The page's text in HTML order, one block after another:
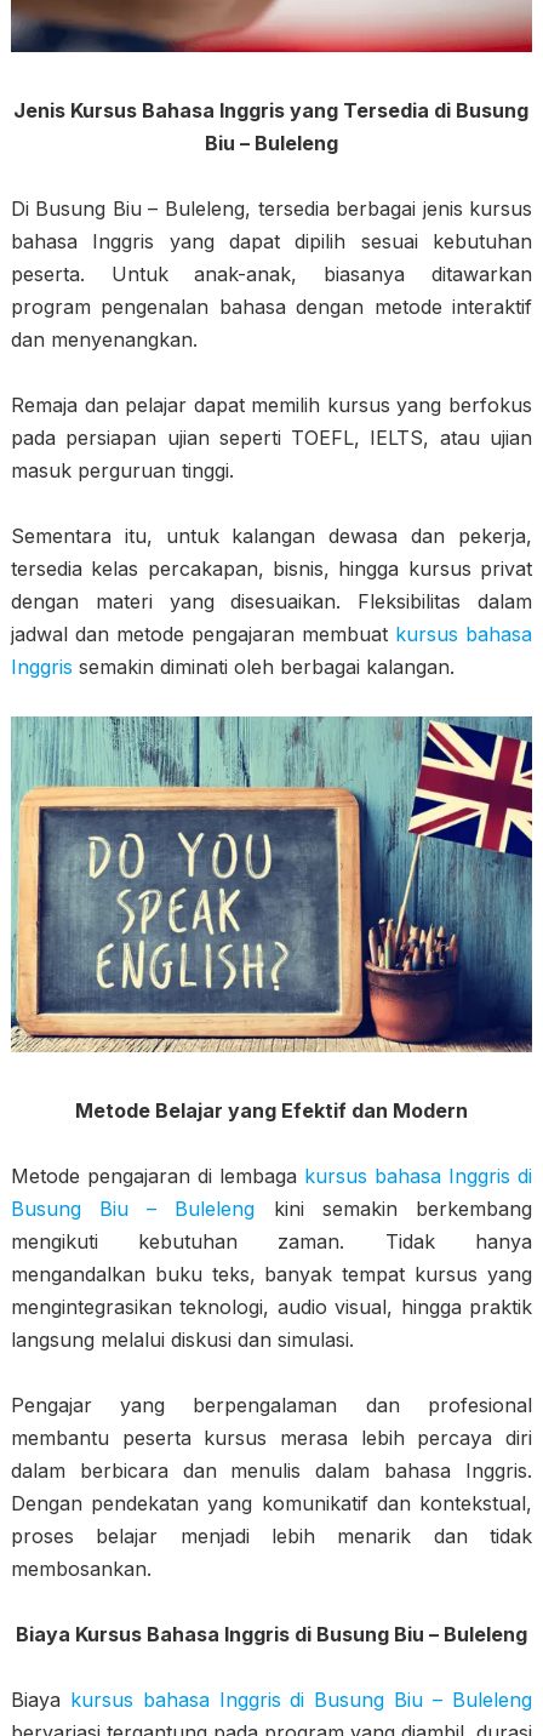
Jenis Kursus Bahasa Inggris yang Tersedia di Busung
Biu – Buleleng
Di Busung Biu – Buleleng, tersedia berbagai jenis kursus
bahasa Inggris yang dapat dipilih sesuai kebutuhan
peserta. Untuk anak-anak, biasanya ditawarkan
program pengenalan bahasa dengan metode interaktif
dan menyenangkan.
Remaja dan pelajar dapat memilih kursus yang berfokus
pada persiapan ujian seperti TOEFL, IELTS, atau ujian
masuk perguruan tinggi.
Sementara itu, untuk kalangan dewasa dan pekerja,
tersedia kelas percakapan, bisnis, hingga kursus privat
dengan materi yang disesuaikan. Fleksibilitas dalam
jadwal dan metode pengajaran membuat kursus bahasa
Inggris semakin diminati oleh berbagai kalangan.
Metode Belajar yang Efektif dan Modern
Metode pengajaran di lembaga kursus bahasa Inggris di
Busung Biu – Buleleng kini semakin berkembang
mengikuti kebutuhan zaman. Tidak hanya
mengandalkan buku teks, banyak tempat kursus yang
mengintegrasikan teknologi, audio visual, hingga praktik
langsung melalui diskusi dan simulasi.
Pengajar yang berpengalaman dan profesional
membantu peserta kursus merasa lebih percaya diri
dalam berbicara dan menulis dalam bahasa Inggris.
Dengan pendekatan yang komunikatif dan kontekstual,
proses belajar menjadi lebih menarik dan tidak
membosankan.
Biaya Kursus Bahasa Inggris di Busung Biu – Buleleng
Biaya kursus bahasa Inggris di Busung Biu – Buleleng